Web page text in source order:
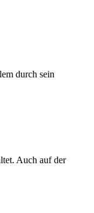
durch sein
Auch auf der